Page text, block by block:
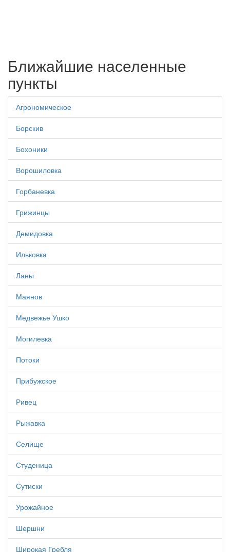
Ближайшие населенные
пункты
Агрономическое
Борскив
Бохоники
Ворошиловка
Горбаневка
Грижинцы
Демидовка
Ильковка
Ланы
Маянов
Медвежье Ушко
Могилевка
Потоки
Прибужское
Ривец
Рыжавка
Селище
Студеница
Сутиски
Урожайное
Шершни
Широкая Гребля